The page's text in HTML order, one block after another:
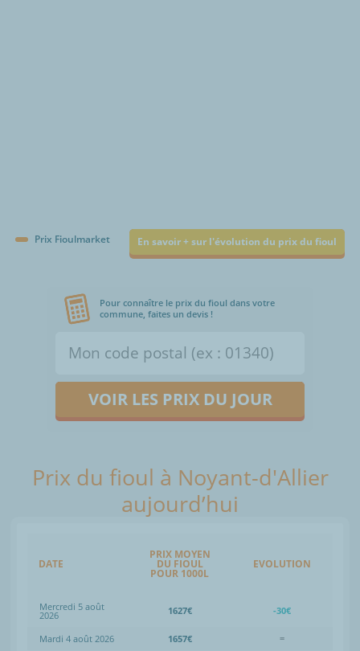
Prix Fioulmarket En savoir + sur l'évolution du prix du fioul
Pour connaître le prix du fioul dans votre
commune, faites un devis !
VOIR LES PRIX DU JOUR
Prix du fioul à Noyant-d'Allier
aujourd’hui
DATE
PRIX MOYEN
DU FIOUL
POUR 1000L
EVOLUTION
Mercredi 5 août
2026 1627€ -30€
Mardi 4 août 2026 1657€
=